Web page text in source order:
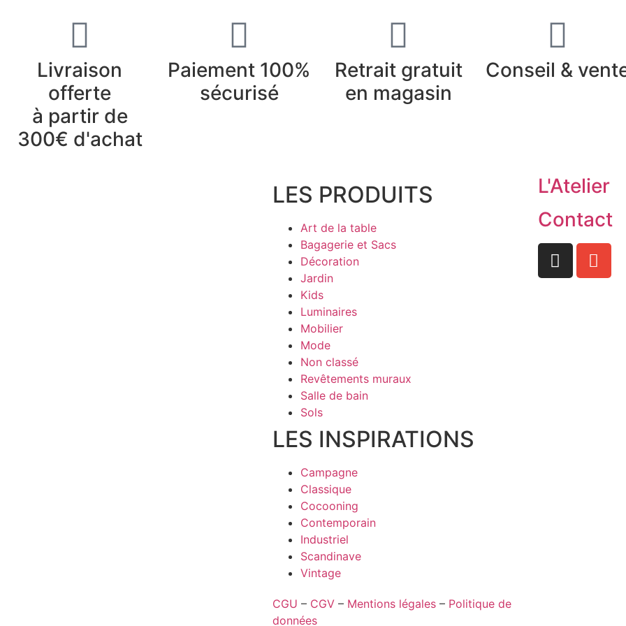
Livraison
offerte
à partir de
300€ d'achat
Paiement 100%
sécurisé
Retrait gratuit
en magasin
Conseil &
LES PRODUITS
Art de la table
Bagagerie et Sacs
Décoration
Jardin
Kids
Luminaires
Mobilier
Mode
Non classé
Revêtements muraux
Salle de bain
Sols
LES INSPIRATIONS
Campagne
Classique
Cocooning
Contemporain
Industriel
Scandinave
Vintage
CGU – CGV – Mentions légales – Politique de
données
L'Atelier
Contact